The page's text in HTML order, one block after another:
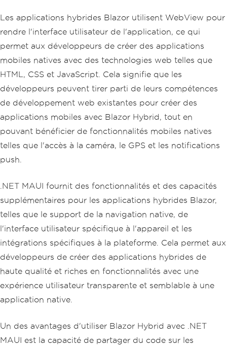
Les applications hybrides Blazor utilisent WebView pour
rendre l'interface utilisateur de l'application, ce qui
permet aux développeurs de créer des applications
mobiles natives avec des technologies web telles que
HTML, CSS et JavaScript. Cela signifie que les
développeurs peuvent tirer parti de leurs compétences
de développement web existantes pour créer des
applications mobiles avec Blazor Hybrid, tout en
pouvant bénéficier de fonctionnalités mobiles natives
telles que l'accès à la caméra, le GPS et les notifications
push.
.NET MAUI fournit des fonctionnalités et des capacités
supplémentaires pour les applications hybrides Blazor,
telles que le support de la navigation native, de
l'interface utilisateur spécifique à l'appareil et les
intégrations spécifiques à la plateforme. Cela permet aux
développeurs de créer des applications hybrides de
haute qualité et riches en fonctionnalités avec une
expérience utilisateur transparente et semblable à une
application native.
Un des avantages d'utiliser Blazor Hybrid avec .NET
MAUI est la capacité de partager du code sur les